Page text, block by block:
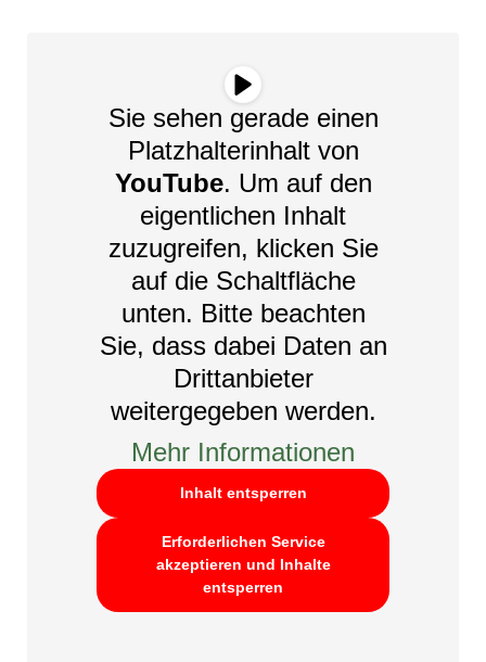
Sie sehen gerade einen
Platzhalterinhalt von
YouTube. Um auf den
eigentlichen Inhalt
zuzugreifen, klicken Sie
auf die Schaltfläche
unten. Bitte beachten
Sie, dass dabei Daten an
Drittanbieter
weitergegeben werden.
Mehr Informationen
Inhalt entsperren
Erforderlichen Service
akzeptieren und Inhalte
entsperren